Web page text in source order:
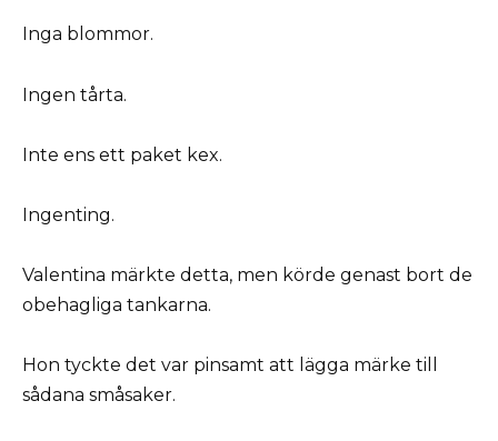
Inga blommor.
Ingen tårta.
Inte ens ett paket kex.
Ingenting.
Valentina märkte detta, men körde genast bort de
obehagliga tankarna.
Hon tyckte det var pinsamt att lägga märke till
sådana småsaker.